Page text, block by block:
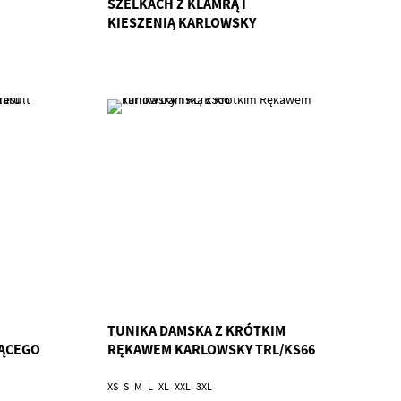
KIESZENIĄ KARLOWSKY
TUNIKA DAMSKA Z KRÓTKIM
RĘKAWEM KARLOWSKY TRL/KS66
XS S M L XL XXL 3XL